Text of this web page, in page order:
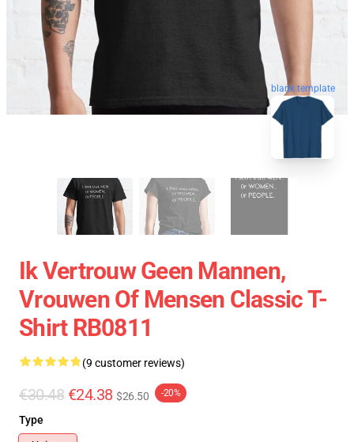
blank template
Ik Vertrouw Geen Mannen,
Vrouwen Of Mensen Classic T-
Shirt RB0811
(9 customer reviews)
€30.48 €24.38 $26.50 -20%
Type